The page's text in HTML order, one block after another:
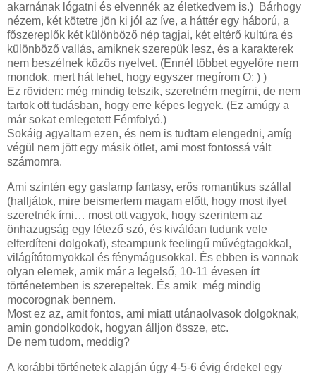
akarnának lógatni és elvennék az életkedvem is.) Bárhogy
nézem, két kötetre jön ki jól az íve, a háttér egy háború, a
főszereplők két különböző nép tagjai, két eltérő kultúra és
különböző vallás, amiknek szerepük lesz, és a karakterek
nem beszélnek közös nyelvet. (Ennél többet egyelőre nem
mondok, mert hát lehet, hogy egyszer megírom O: ) )
Ez röviden: még mindig tetszik, szeretném megírni, de nem
tartok ott tudásban, hogy erre képes legyek. (Ez amúgy a
már sokat emlegetett Fémfolyó.)
Sokáig agyaltam ezen, és nem is tudtam elengedni, amíg
végül nem jött egy másik ötlet, ami most fontossá vált
számomra.
Ami szintén egy gaslamp fantasy, erős romantikus szállal
(halljátok, mire beismertem magam előtt, hogy most ilyet
szeretnék írni… most ott vagyok, hogy szerintem az
önhazugság egy létező szó, és kiválóan tudunk vele
elferdíteni dolgokat), steampunk feelingű művégtagokkal,
világítótornyokkal és fénymágusokkal. És ebben is vannak
olyan elemek, amik már a legelső, 10-11 évesen írt
történetemben is szerepeltek. És amik még mindig
mocorognak bennem.
Most ez az, amit fontos, ami miatt utánaolvasok dolgoknak,
amin gondolkodok, hogyan álljon össze, etc.
De nem tudom, meddig?
A korábbi történetek alapján úgy 4-5-6 évig érdekel egy